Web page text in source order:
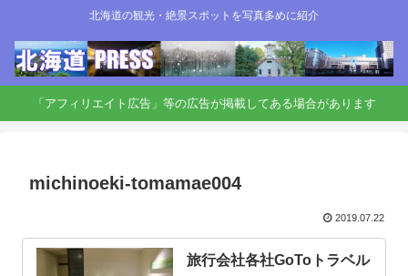
北海道の観光・絶景スポットを写真多めに紹介
「アフィリエイト広告」等の広告が掲載してある場合があります
michinoeki-tomamae004
2019.07.22
旅行会社各社GoToトラベル